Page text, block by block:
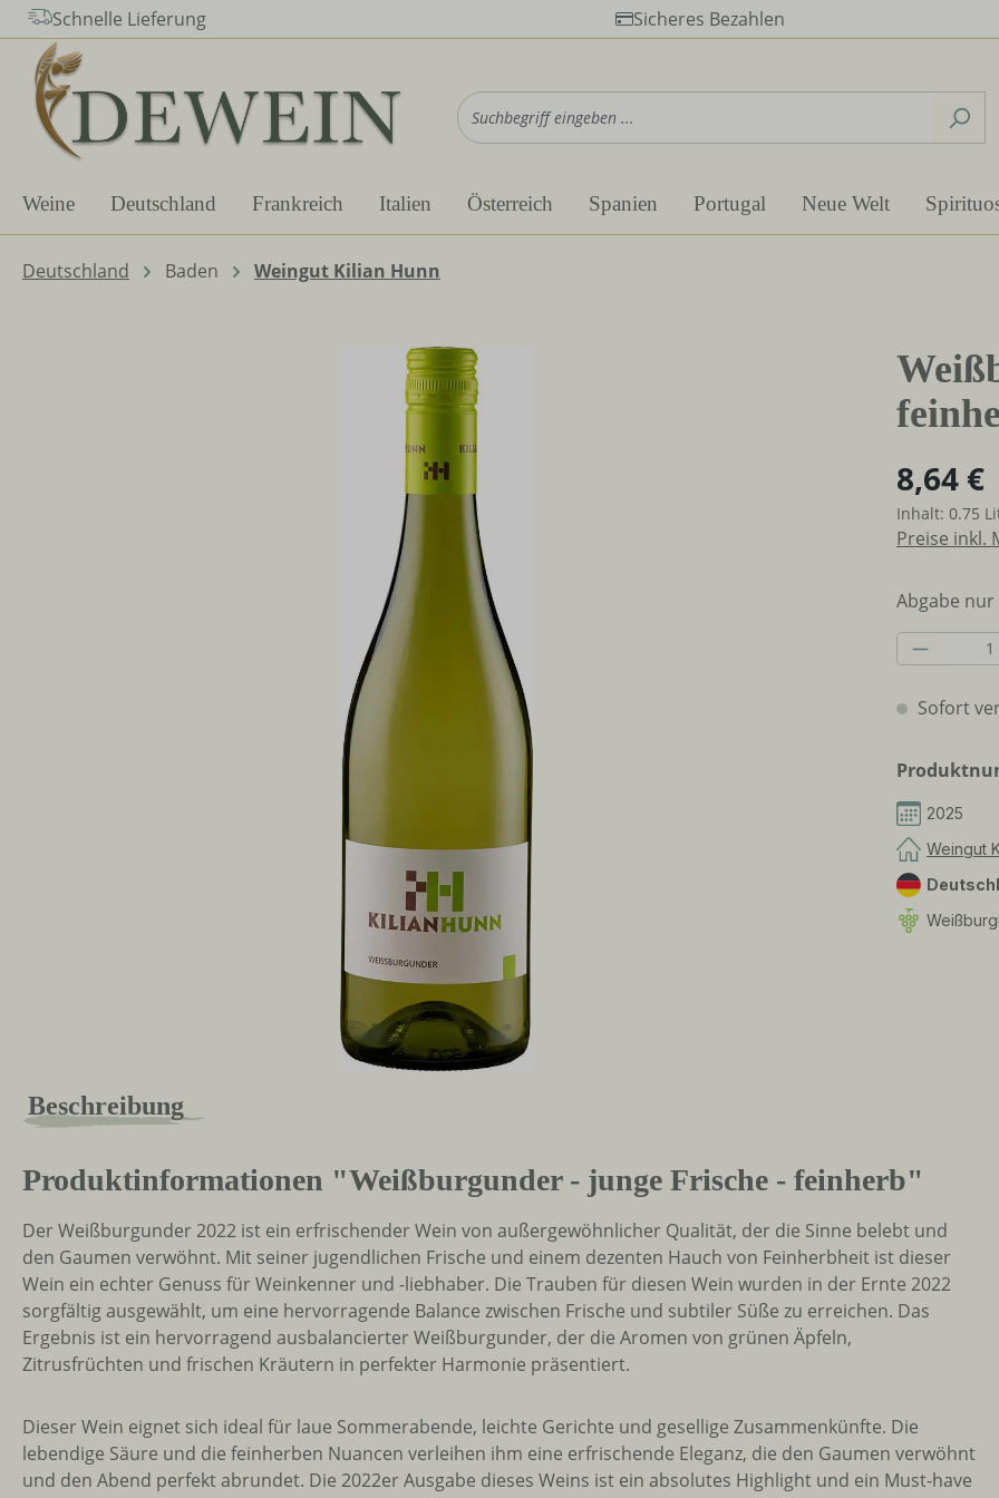
Hauptinhalt springen
Zur Suche springen
Zur Hauptnavigation springen
Schnelle Lieferung Sicheres Bezahlen
Weine Deutschland Frankreich Italien Österreich Spanien Portugal Neue Welt
Deutschland Baden Weingut Kilian Hunn
8,64 €
Inhalt: 0.75
Preise inkl.
Abgabe nur
Sofort
2025
Weingut
Beschreibung
Produktinformationen "Weißburgunder - junge Frische - feinherb"
Der Weißburgunder 2022 ist ein erfrischender Wein von außergewöhnlicher Qualität, der die Sinne belebt und
den Gaumen verwöhnt. Mit seiner jugendlichen Frische und einem dezenten Hauch von Feinherbheit ist dieser
Wein ein echter Genuss für Weinkenner und -liebhaber. Die Trauben für diesen Wein wurden in der Ernte 2022
sorgfältig ausgewählt, um eine hervorragende Balance zwischen Frische und subtiler Süße zu erreichen. Das
Ergebnis ist ein hervorragend ausbalancierter Weißburgunder, der die Aromen von grünen Äpfeln,
Zitrusfrüchten und frischen Kräutern in perfekter Harmonie präsentiert.
Dieser Wein eignet sich ideal für laue Sommerabende, leichte Gerichte und gesellige Zusammenkünfte. Die
lebendige Säure und die feinherben Nuancen verleihen ihm eine erfrischende Eleganz, die den Gaumen verwöhnt
und den Abend perfekt abrundet. Die 2022er Ausgabe dieses Weins ist ein absolutes Highlight und ein Must-have